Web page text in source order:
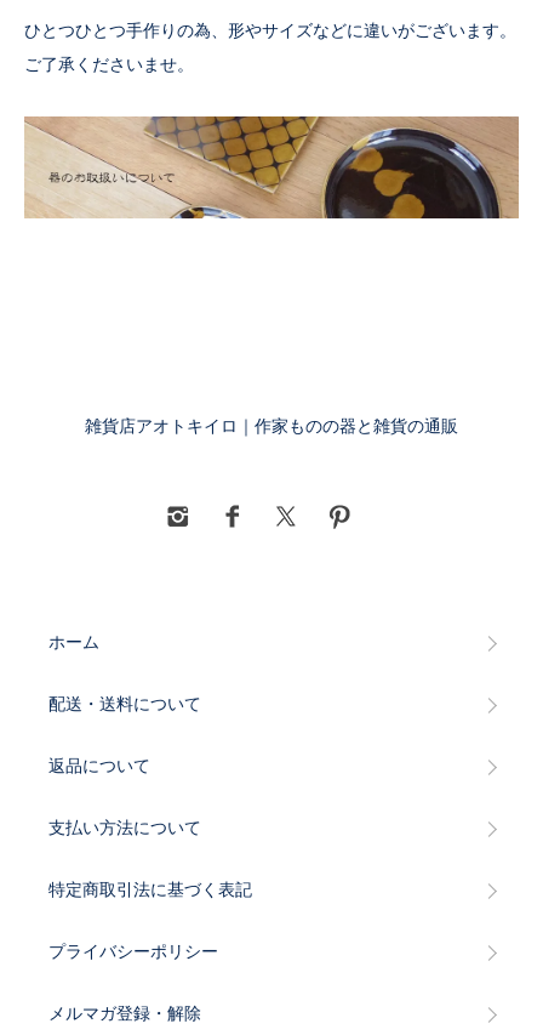
ひとつひとつ手作りの為、形やサイズなどに違いがございます。
ご了承くださいませ。
雑貨店アオトキイロ｜作家ものの器と雑貨の通販
ホーム
配送・送料について
返品について
支払い方法について
特定商取引法に基づく表記
プライバシーポリシー
メルマガ登録・解除